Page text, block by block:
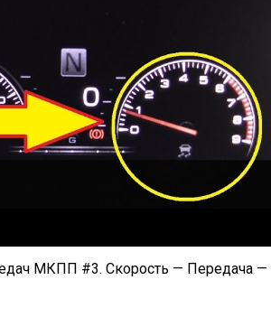
МКПП #3. Скорость — Передача —